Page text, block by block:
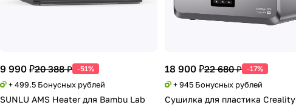
9 990 ₽20 388 ₽ -51%
+ 499.5 Бонусных рублей
SUNLU AMS Heater для Bambu Lab
18 900 ₽22 680 ₽ -17%
+ 945 Бонусных рублей
Сушилка для пластика Creality